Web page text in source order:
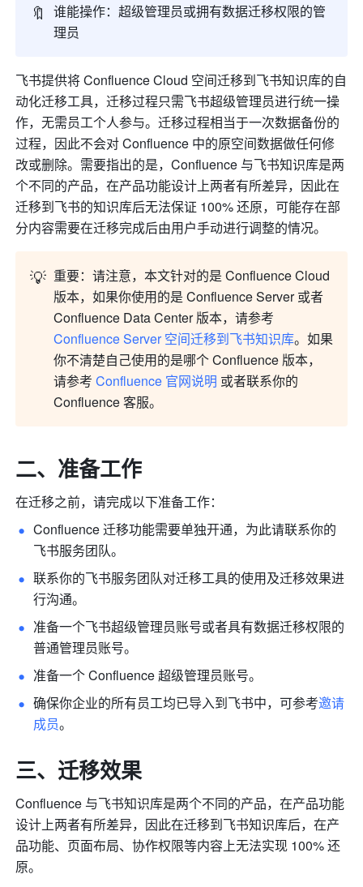
🔖
谁能操作：超级管理员或拥有数据迁移权限的管
理员
飞书提供将 Confluence Cloud 空间迁移到飞书知识库的自
动化迁移工具，迁移过程只需飞书超级管理员进行统一操
作，无需员工个人参与。迁移过程相当于一次数据备份的
过程，因此不会对 Confluence 中的原空间数据做任何修
改或删除。需要指出的是，Confluence 与飞书知识库是两
个不同的产品，在产品功能设计上两者有所差异，因此在
迁移到飞书的知识库后无法保证 100% 还原，可能存在部
分内容需要在迁移完成后由用户手动进行调整的情况。
💡 重要：请注意，本文针对的是 Confluence Cloud
版本，如果你使用的是 Confluence Server 或者
Confluence Server 空间迁移到飞书知识库。如果
你不清楚自己使用的是哪个 Confluence 版本，
请参考 Confluence 官网说明 或者联系你的
Confluence 客服。
二、准备工作
在迁移之前，请完成以下准备工作：
Confluence 迁移功能需要单独开通，为此请联系你的
飞书服务团队。
联系你的飞书服务团队对迁移工具的使用及迁移效果进
行沟通。
准备一个飞书超级管理员账号或者具有数据迁移权限的
普通管理员账号。
准备一个 Confluence 超级管理员账号。
确保你企业的所有员工均已导入到飞书中，可参考邀请
成员。
三、迁移效果
Confluence 与飞书知识库是两个不同的产品，在产品功能
设计上两者有所差异，因此在迁移到飞书知识库后，在产
品功能、页面布局、协作权限等内容上无法实现 100% 还
原。